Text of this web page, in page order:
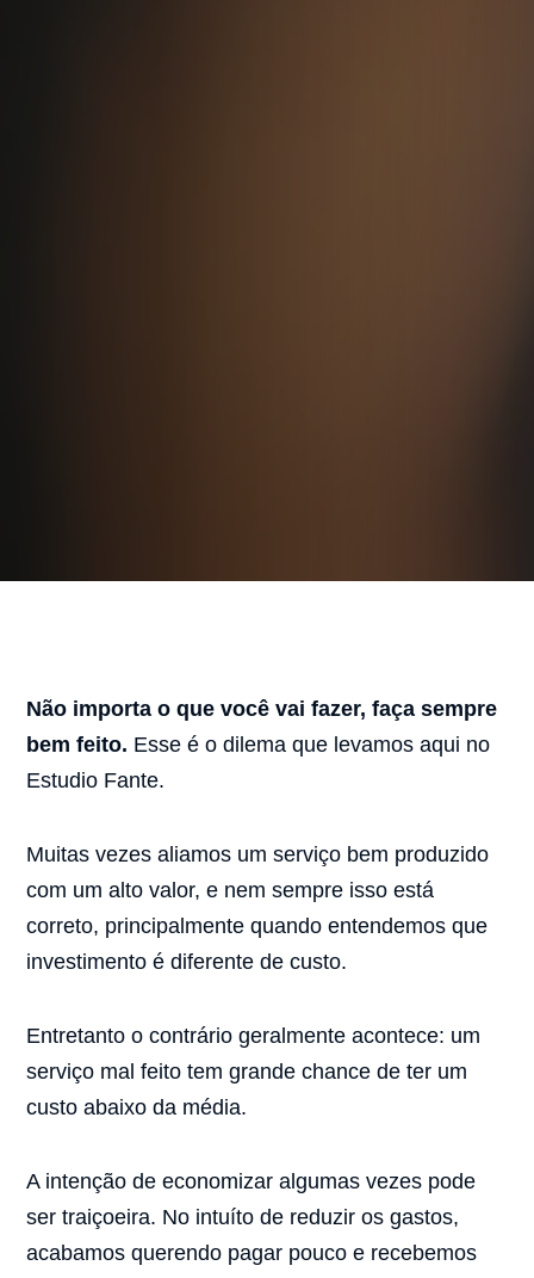
Não importa o que você vai fazer, faça sempre
bem feito. Esse é o dilema que levamos aqui no
Estudio Fante.
Muitas vezes aliamos um serviço bem produzido
com um alto valor, e nem sempre isso está
correto, principalmente quando entendemos que
investimento é diferente de custo.
Entretanto o contrário geralmente acontece: um
serviço mal feito tem grande chance de ter um
custo abaixo da média.
A intenção de economizar algumas vezes pode
ser traiçoeira. No intuíto de reduzir os gastos,
acabamos querendo pagar pouco e recebemos